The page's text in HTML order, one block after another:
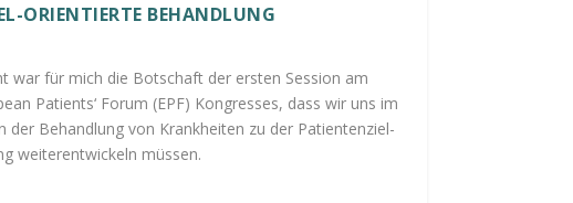
ORIENTIERTE BEHANDLUNG
war für mich die Botschaft der ersten Session am
Patients‘ Forum (EPF) Kongresses, dass wir uns im
der Behandlung von Krankheiten zu der Patientenziel-
weiterentwickeln müssen.